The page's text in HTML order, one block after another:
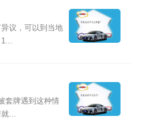
议，可以到当地
套牌遇到这种情
...